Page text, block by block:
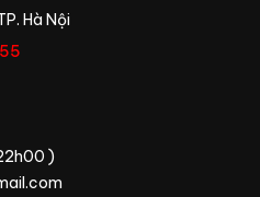
Hà Nội
)